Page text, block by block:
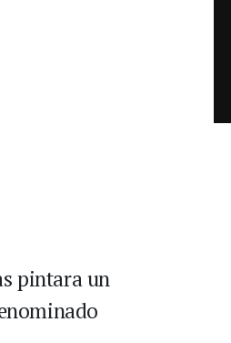
pintara un